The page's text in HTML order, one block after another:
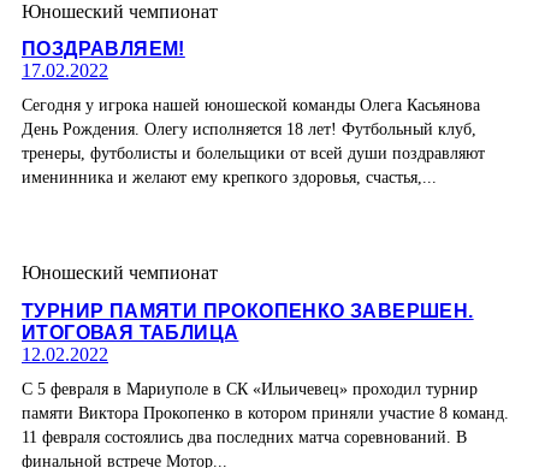
Юношеский чемпионат
ПОЗДРАВЛЯЕМ!
17.02.2022
Сегодня у игрока нашей юношеской команды Олега Касьянова
День Рождения. Олегу исполняется 18 лет! Футбольный клуб,
тренеры, футболисты и болельщики от всей души поздравляют
именинника и желают ему крепкого здоровья, счастья,...
Юношеский чемпионат
ТУРНИР ПАМЯТИ ПРОКОПЕНКО ЗАВЕРШЕН.
ИТОГОВАЯ ТАБЛИЦА
12.02.2022
С 5 февраля в Мариуполе в СК «Ильичевец» проходил турнир
памяти Виктора Прокопенко в котором приняли участие 8 команд.
11 февраля состоялись два последних матча соревнований. В
финальной встрече Мотор...